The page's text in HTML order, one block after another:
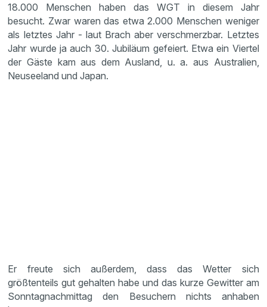
18.000 Menschen haben das WGT in diesem Jahr
besucht. Zwar waren das etwa 2.000 Menschen weniger
als letztes Jahr - laut Brach aber verschmerzbar. Letztes
Jahr wurde ja auch 30. Jubiläum gefeiert. Etwa ein Viertel
der Gäste kam aus dem Ausland, u. a. aus Australien,
Neuseeland und Japan.
Er freute sich außerdem, dass das Wetter sich
größtenteils gut gehalten habe und das kurze Gewitter am
Sonntagnachmittag den Besuchern nichts anhaben